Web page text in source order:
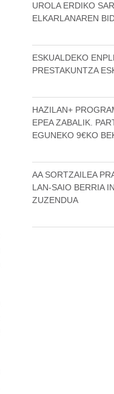
UROLA ERDIKO
ELKARLANAREN
ESKUALDEKO
PRESTAKUNTZA
HAZILAN+
EPEA ZABALIK.
EGUNEKO 9€KO
AA SORTZAILEA
LAN-SAIO BERRIA
ZUZENDUA